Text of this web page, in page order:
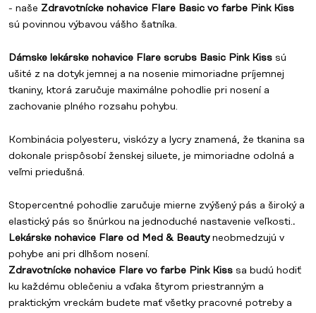
- naše Zdravotnícke nohavice Flare Basic vo farbe Pink Kiss
sú povinnou výbavou vášho šatníka.
Dámske lekárske nohavice Flare scrubs Basic Pink Kiss sú
ušité z na dotyk jemnej a na nosenie mimoriadne príjemnej
tkaniny, ktorá zaručuje maximálne pohodlie pri nosení a
zachovanie plného rozsahu pohybu.
Kombinácia polyesteru, viskózy a lycry znamená, že tkanina sa
dokonale prispôsobí ženskej siluete, je mimoriadne odolná a
veľmi priedušná.
Stopercentné pohodlie zaručuje mierne zvýšený pás a široký a
elastický pás so šnúrkou na jednoduché nastavenie veľkosti..
Lekárske nohavice Flare od Med & Beautyneobmedzujú v
pohybe ani pri dlhšom nosení.
Zdravotnícke nohavice Flare vo farbe Pink Kiss sa budú hodiť
ku každému oblečeniu a vďaka štyrom priestranným a
praktickým vreckám budete mať všetky pracovné potreby a